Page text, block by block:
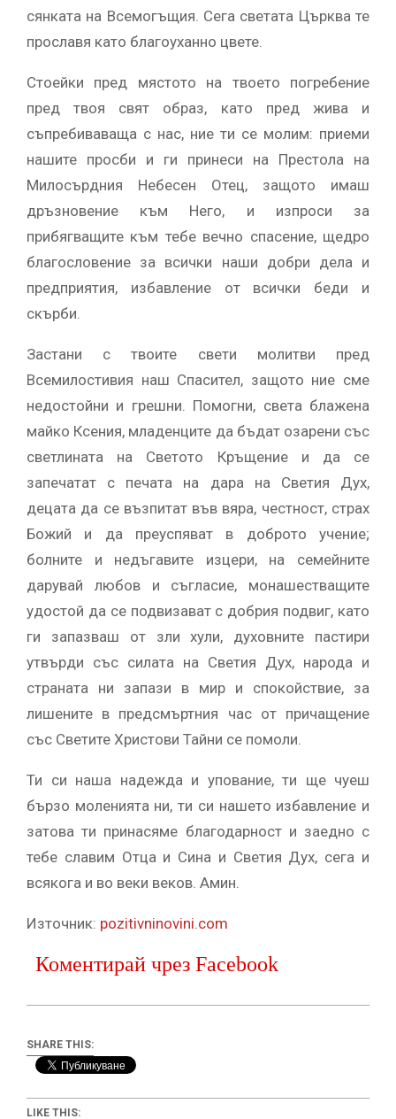
сянката на Всемогъщия. Сега светата Църква те
прославя като благоуханно цвете.
Стоейки пред мястото на твоето погребение
пред твоя свят образ, като пред жива и
съпребиваваща с нас, ние ти се молим: приеми
нашите просби и ги принеси на Престола на
Милосърдния Небесен Отец, защото имаш
дръзновение към Него, и изпроси за
прибягващите към тебе вечно спасение, щедро
благословение за всички наши добри дела и
предприятия, избавление от всички беди и
скърби.
Застани с твоите свети молитви пред
Всемилостивия наш Спасител, защото ние сме
недостойни и грешни. Помогни, света блажена
майко Ксения, младенците да бъдат озарени със
светлината на Светото Кръщение и да се
запечатат с печата на дара на Светия Дух,
децата да се възпитат във вяра, честност, страх
Божий и да преуспяват в доброто учение;
болните и недъгавите изцери, на семейните
дарувай любов и съгласие, монашестващите
удостой да се подвизават с добрия подвиг, като
ги запазваш от зли хули, духовните пастири
утвърди със силата на Светия Дух, народа и
страната ни запази в мир и спокойствие, за
лишените в предсмъртния час от причащение
със Светите Христови Тайни се помоли.
Ти си наша надежда и упование, ти ще чуеш
бързо моленията ни, ти си нашето избавление и
затова ти принасяме благодарност и заедно с
тебе славим Отца и Сина и Светия Дух, сега и
всякога и во веки веков. Амин.
Източник: pozitivninovini.com
Коментирай чрез Facebook
SHARE THIS:
LIKE THIS: